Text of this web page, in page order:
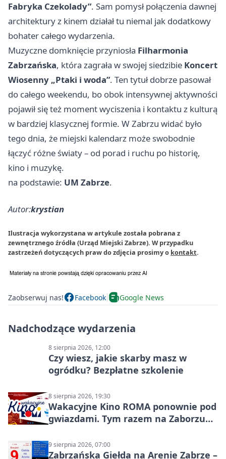
Fabryka Czekolady”. Sam pomysł połączenia dawnej
architektury z kinem działał tu niemal jak dodatkowy
bohater całego wydarzenia.
Muzyczne domknięcie przyniosła Filharmonia
Zabrzańska, która zagrała w swojej siedzibie Koncert
Wiosenny „Ptaki i woda”. Ten tytuł dobrze pasował
do całego weekendu, bo obok intensywnej aktywności
pojawił się też moment wyciszenia i kontaktu z kulturą
w bardziej klasycznej formie. W Zabrzu widać było
tego dnia, że miejski kalendarz może swobodnie
łączyć różne światy – od porad i ruchu po historię,
kino i muzykę.
na podstawie: UM Zabrze.
Autor:krystian
Ilustracja wykorzystana w artykule została pobrana z
zewnętrznego źródła (Urząd Miejski Zabrze). W przypadku
zastrzeżeń dotyczących praw do zdjęcia prosimy o kontakt.
Zaobserwuj nas! Facebook Google News
Nadchodzące wydarzenia
8 sierpnia 2026, 12:00
Czy wiesz, jakie skarby masz w
ogródku? Bezpłatne szkolenie
8 sierpnia 2026, 19:30
Wakacyjne Kino ROMA ponownie pod
gwiazdami. Tym razem na Zaborzu
9 sierpnia 2026, 07:00
Zabrzańska Giełda na Arenie Zabrze –